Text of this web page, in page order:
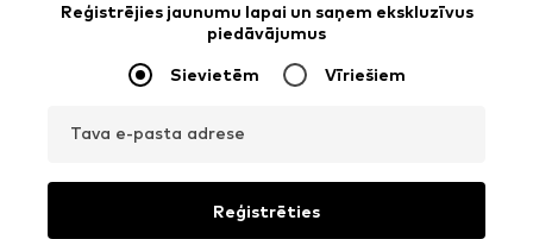
Reģistrējies jaunumu lapai un saņem ekskluzīvus
piedāvājumus
Sievietēm Vīriešiem
Tava e-pasta adrese
Reģistrēties